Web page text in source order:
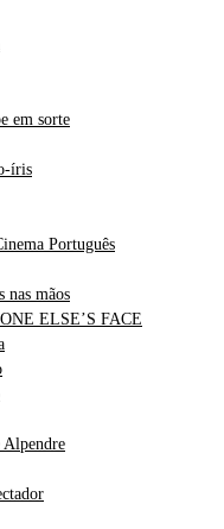
em sorte
íris
Português
nas mãos
ELSE’S FACE
Alpendre